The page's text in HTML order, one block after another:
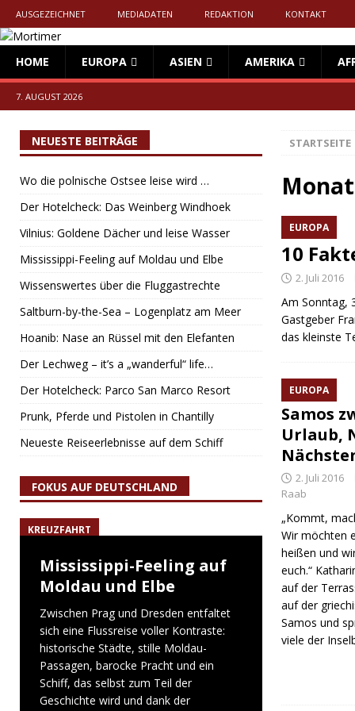
AUSGEZEICHNET MEDIADATEN REDAKTION KONTAKT
HOME EUROPA ASIEN AMERIKA
7. AUGUST 2026
STARTSEITE
EUROPA
10
2. Juli 2016
Am Sonntag,
Gastgeber
das kleinste
EUROPA
Samos
Urlaub,
2. Juli 2016
Raab
„Kommt,
Wir möchten
heißen und
euch.“
auf der
auf der
Samos und
viele der
NEUESTE BEITRÄGE
Wo die polnische Ostsee leise wird …
Der Hotelcheck: Das Weinberg Windhoek
Vilnius: Goldene Dächer und leise Wasser
Mississippi-Feeling auf Moldau und Elbe
Wissenswertes über die Fluggastrechte
Saltburn-by-the-Sea – Logenplatz am Meer
Hoanib: Nase an Rüssel mit den Elefanten
Der Lechweg – it’s a „wanderful“ life…
Der Hotelcheck: Parco San Marco Resort
Prunk, Pferde und Pistolen in Chantilly
Neueste Reiseerlebnisse auf dem Schiff
FOKUS AUF DEUTSCHLAND
KREUZFAHRT
Mississippi-Feeling auf
Moldau und Elbe
Zwischen Prag und Dresden entfaltet
sich eine Flussreise voller Kontraste:
historische Städte, stille Moldau-
Passagen, barocke Pracht und ein
Schiff, das selbst zum Teil der
Geschichte wird und dank der